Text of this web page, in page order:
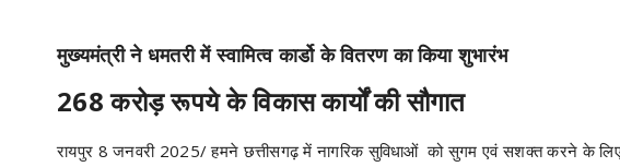
मुख्यमंत्री ने धमतरी में स्वामित्व कार्डो के वितरण का किया शुभारंभ
268 करोड़ रूपये के विकास कार्यों की सौगात
रायपुर 8 जनवरी 2025/ हमने छत्तीसगढ़ में नागरिक सुविधाओं को सुगम एवं सशक्त करने के